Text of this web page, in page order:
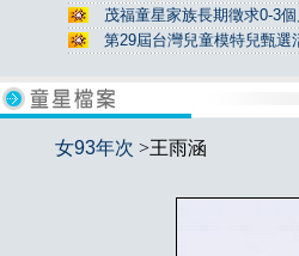
茂福童星家族長期徵求0-3
第29屆台灣兒童模特兒甄
女93年次 >王雨涵